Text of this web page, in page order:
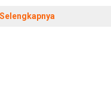
Selengkapnya